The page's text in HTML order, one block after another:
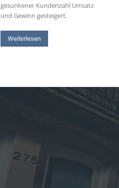
gesunkener Kundenzahl Umsatz
und Gewinn gesteigert.
Weiterlesen